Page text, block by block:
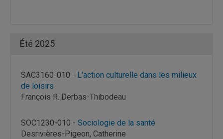
Été 2025
SAC3160-010 - L'action culturelle dans les milieux
de loisirs
François R. Derbas-Thibodeau
SOC1230-010 - Sociologie de la santé
Desrivières-Pigeon, Catherine